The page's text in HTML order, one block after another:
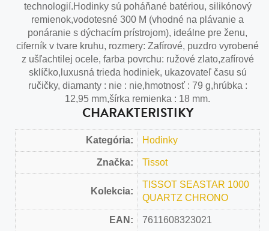
technologií.Hodinky sú poháňané batériou, silikónový
remienok,vodotesné 300 M (vhodné na plávanie a
ponáranie s dýchacím prístrojom), ideálne pre ženu,
ciferník v tvare kruhu, rozmery: Zafírové, puzdro vyrobené
z ušľachtilej ocele, farba povrchu: ružové zlato,zafírové
sklíčko,luxusná trieda hodiniek, ukazovateľ času sú
ručičky, diamanty : nie : nie,hmotnosť : 79 g,hrúbka :
12,95 mm,šírka remienka : 18 mm.
CHARAKTERISTIKY
Kategória: Hodinky
Značka: Tissot
Kolekcia:
TISSOT SEASTAR 1000
QUARTZ CHRONO
EAN: 7611608323021